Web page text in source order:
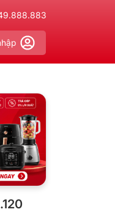
- Miễn phí